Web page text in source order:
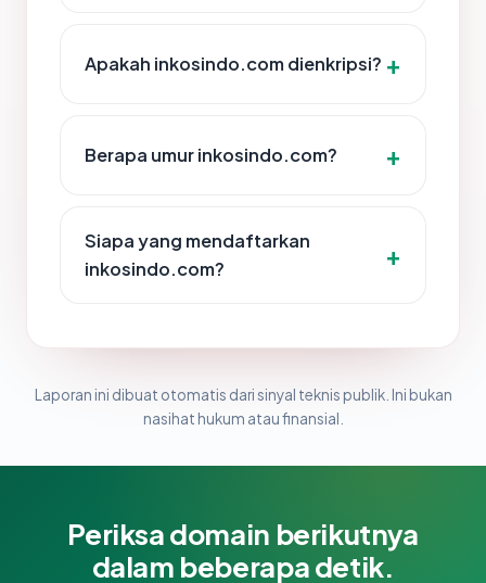
Apakah inkosindo.com dienkripsi?
Berapa umur inkosindo.com?
Siapa yang mendaftarkan
inkosindo.com?
Laporan ini dibuat otomatis dari sinyal teknis publik. Ini bukan
nasihat hukum atau finansial.
Periksa domain berikutnya
dalam beberapa detik.